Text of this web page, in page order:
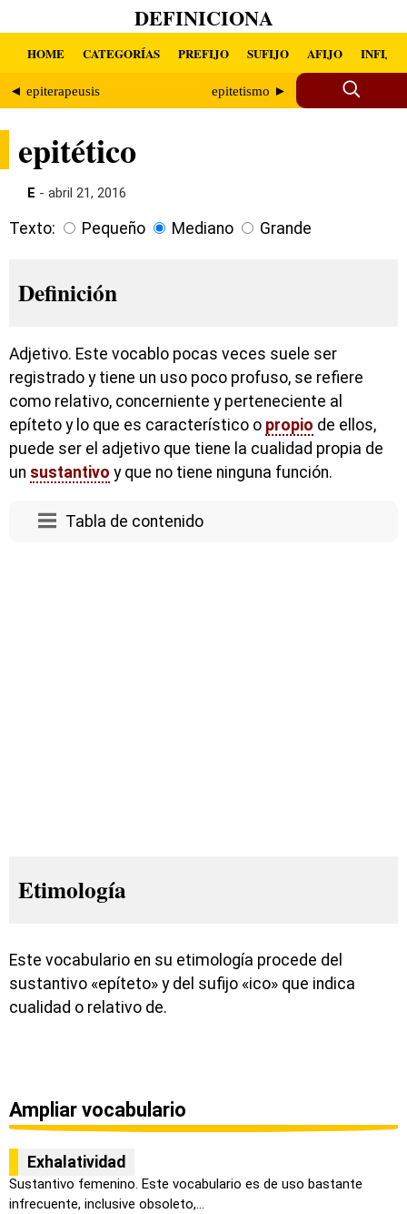
DEFINICIONA
HOME CATEGORÍAS PREFIJO SUFIJO AFIJO INFIJO
◄ epiterapeusis epitetismo ►
epitético
E - abril 21, 2016
Texto: Pequeño Mediano Grande
Definición
Adjetivo. Este vocablo pocas veces suele ser
registrado y tiene un uso poco profuso, se refiere
como relativo, concerniente y perteneciente al
epíteto y lo que es característico o propio de ellos,
puede ser el adjetivo que tiene la cualidad propia de
un sustantivo y que no tiene ninguna función.
Tabla de contenido
Etimología
Este vocabulario en su etimología procede del
sustantivo «epíteto» y del sufijo «ico» que indica
cualidad o relativo de.
Ampliar vocabulario
Exhalatividad
Sustantivo femenino. Este vocabulario es de uso bastante
infrecuente, inclusive obsoleto,...